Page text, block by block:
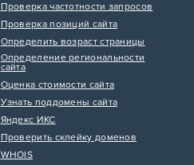
Проверка частотности запросов
Проверка позиций сайта
Определить возраст страницы
Определение региональности
сайта
Оценка стоимости сайта
Узнать поддомены сайта
Яндекс ИКС
Проверить склейку доменов
WHOIS